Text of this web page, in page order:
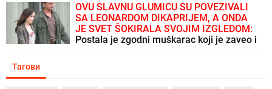
OVU SLAVNU GLUMICU SU POVEZIVALI
SA LEONARDOM DIKAPRIJEM, A ONDA
JE SVET ŠOKIRALA SVOJIM IZGLEDOM:
Postala je zgodni muškarac koji je zaveo i
Тагови